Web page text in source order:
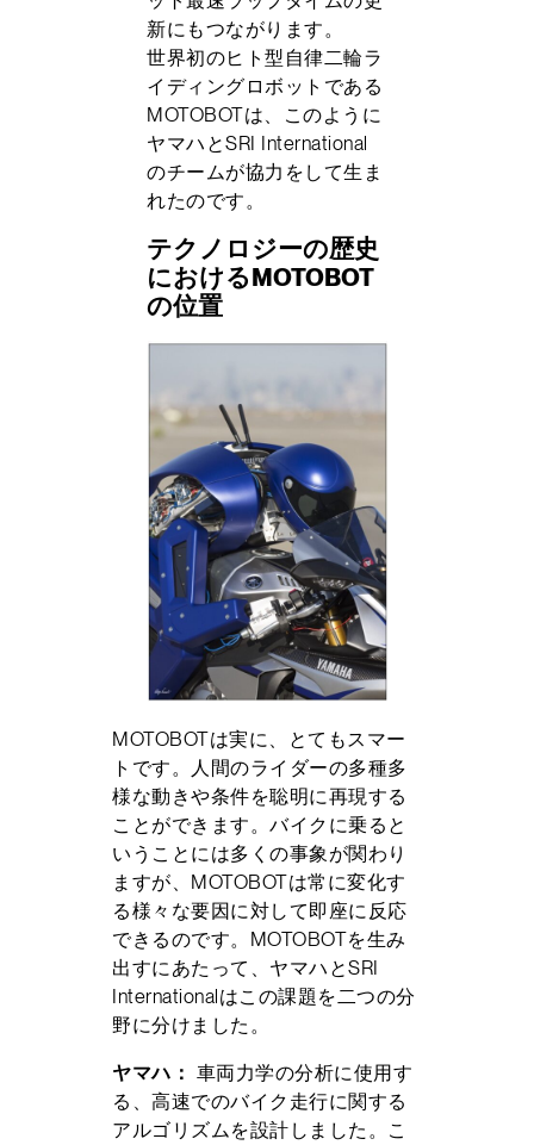
新にもつながります。
世界初のヒト型自律二輪ラ
イディングロボットである
MOTOBOTは、このように
ヤマハとSRI International
のチームが協力をして生ま
れたのです。
テクノロジーの歴史
におけるMOTOBOT
の位置
MOTOBOTは実に、とてもスマー
トです。人間のライダーの多種多
様な動きや条件を聡明に再現する
ことができます。バイクに乗ると
いうことには多くの事象が関わり
ますが、MOTOBOTは常に変化す
る様々な要因に対して即座に反応
できるのです。MOTOBOTを生み
出すにあたって、ヤマハとSRI
Internationalはこの課題を二つの分
野に分けました。
ヤマハ： 車両力学の分析に使用す
る、高速でのバイク走行に関する
アルゴリズムを設計しました。こ